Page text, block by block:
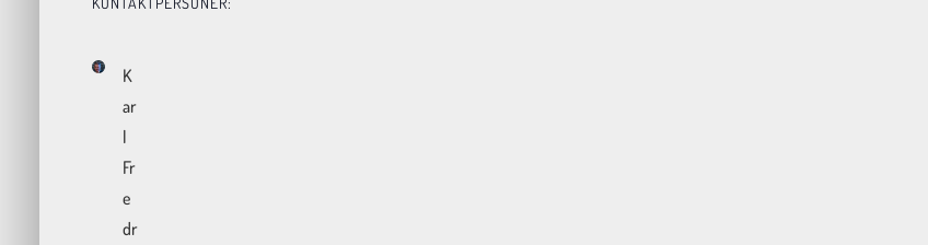
K
ar
l
Fr
e
dr